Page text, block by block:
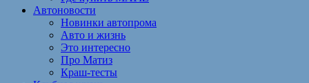
Автоновости
Новинки автопрома
Авто и жизнь
Это интересно
Про Матиз
Краш-тесты